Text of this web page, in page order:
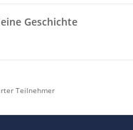
Geschichte
Teilnehmer